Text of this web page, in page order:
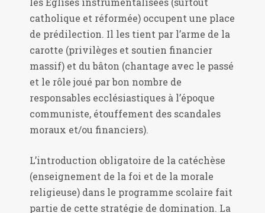
catholique et réformée) occupent une place
de prédilection. Il les tient par l’arme de la
carotte (privilèges et soutien financier
massif) et du bâton (chantage avec le passé
et le rôle joué par bon nombre de
responsables ecclésiastiques à l’époque
communiste, étouffement des scandales
moraux et/ou financiers).
L’introduction obligatoire de la catéchèse
(enseignement de la foi et de la morale
religieuse) dans le programme scolaire fait
partie de cette stratégie de domination. La